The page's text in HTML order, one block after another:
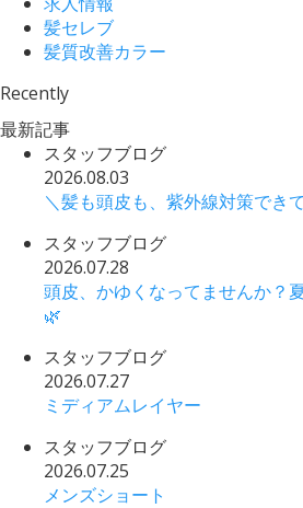
髪セレブ
髪質改善カラー
Recently
最新記事
スタッフブログ
2026.08.03
＼髪も頭皮も、紫外線対策でき
スタッフブログ
2026.07.28
頭皮、かゆくなってませんか？
🌿
スタッフブログ
2026.07.27
ミディアムレイヤー
スタッフブログ
2026.07.25
メンズショート